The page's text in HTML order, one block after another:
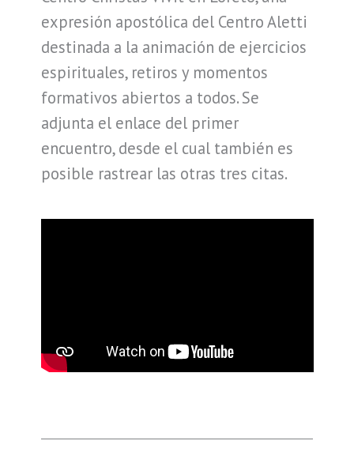
expresión apostólica del Centro Aletti
destinada a la animación de ejercicios
espirituales, retiros y momentos
formativos abiertos a todos. Se
adjunta el enlace del primer
encuentro, desde el cual también es
posible rastrear las otras tres citas.